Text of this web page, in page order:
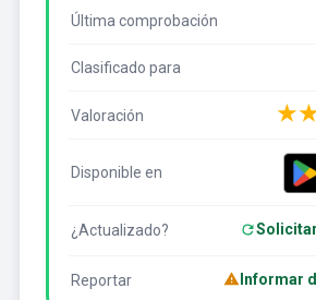
Última comprobación
Clasificado para
Valoración ★
Disponible en
¿Actualizado?
Reportar Informar